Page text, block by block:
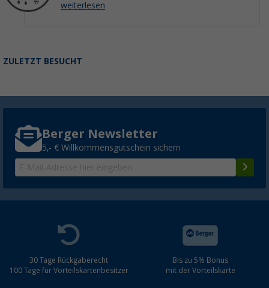
weiterlesen
ZULETZT BESUCHT
Berger Newsletter
5,- € Willkommensgutschein sichern
30 Tage Rückgaberecht
100 Tage für Vorteilskartenbesitzer
Bis zu 5% Bonus
mit der Vorteilskarte